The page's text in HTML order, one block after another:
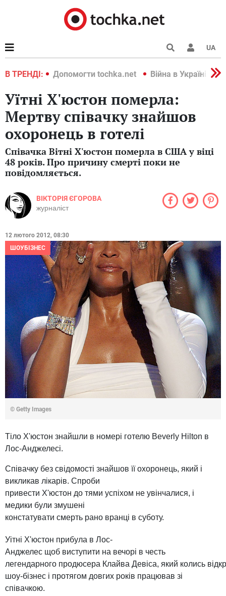
UA
В ТРЕНДІ:
2022 Допомогти tochka.net Війна в Україні 2022
Уїтні Х'юстон померла:
Мертву співачку знайшов
охоронець в готелі
Співачка Вітні Х'юстон померла в США у віці
48 років. Про причину смерті поки не
повідомляється.
ВІКТОРІЯ ЄГОРОВА
журналіст
12 лютого 2012, 08:30
ШОУБІЗНЕС
© Getty Images
Тіло Х'юстон знайшли в номері готелю Beverly Hilton в
Лос-Анджелесі.
Співачку без свідомості знайшов її охоронець, який і
викликав лікарів. Спроби
привести Х'юстон до тями успіхом не увінчалися, і
медики були змушені
констатувати смерть рано вранці в суботу.
Уітні Х'юстон прибула в Лос-
Анджелес щоб виступити на вечорі в честь
легендарного продюсера Клайва Девіса, який колись
шоу-бізнес і протягом довгих років працював зі
співачкою.